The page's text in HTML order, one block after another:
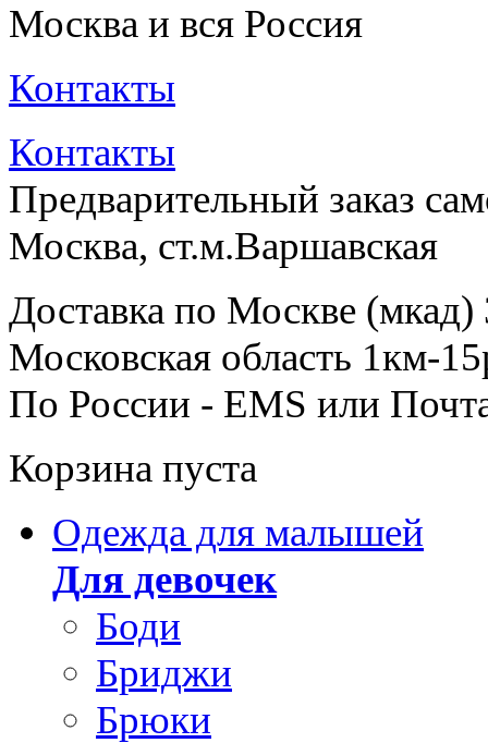
Москва и вся Россия
Контакты
Контакты
Предварительный заказ
Москва, ст.м.Варшавская
Доставка по Москве (мкад)
Московская область 1км-
По России - EMS или
Корзина пуста
Одежда для малышей
Для девочек
Боди
Бриджи
Брюки